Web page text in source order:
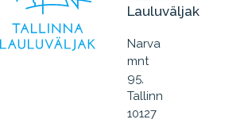
Lauluväljak
Narva
mnt
95,
Tallinn
10127